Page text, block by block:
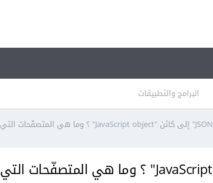
البرامج والتطبيقات
كيف يمكنني تحويل نص "JSON" إلى كائن "JavaScript object" ؟ وما هي المتصفّحات التي